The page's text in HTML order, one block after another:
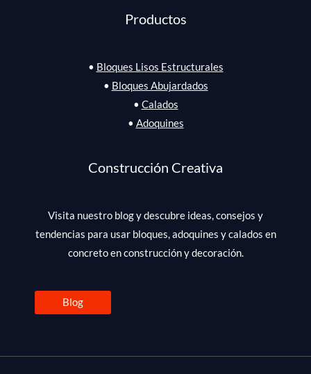
Productos
• Bloques Lisos Estructurales
• Bloques Abujardados
• Calados
• Adoquines
Construcción Creativa
Visita nuestro blog y descubre ideas, consejos y
tendencias para usar bloques, adoquines y calados en
concreto en construcción y decoración.
Blog